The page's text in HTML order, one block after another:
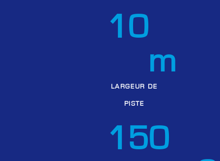
10
m
LARGEUR DE
PISTE
150